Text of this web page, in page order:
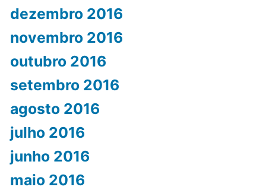
dezembro 2016
novembro 2016
outubro 2016
setembro 2016
agosto 2016
julho 2016
junho 2016
maio 2016